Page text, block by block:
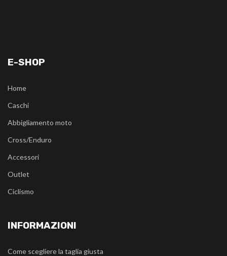
E-SHOP
Home
Caschi
Abbigliamento moto
Cross/Enduro
Accessori
Outlet
Ciclismo
INFORMAZIONI
Come scegliere la taglia giusta